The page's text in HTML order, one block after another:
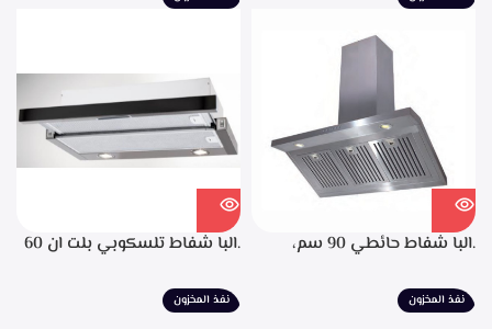
شاشه رقميه لبيان سرعه
لحجز الدهون من الابخره، قوه
الشفط 850م3/ساعه
.البا شفاط حائطي 90 سم،
للتشغيل، إضاءة ليد، قوه شفط
.البا شفاط تلسكوبي بلت ان 60
نفذ المخزون نفذ المخزون